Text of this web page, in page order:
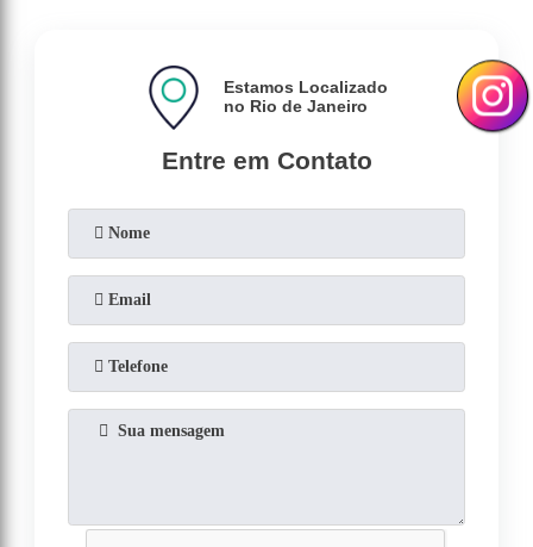
Entre em Contato
Estamos Localizado
no Rio de Janeiro